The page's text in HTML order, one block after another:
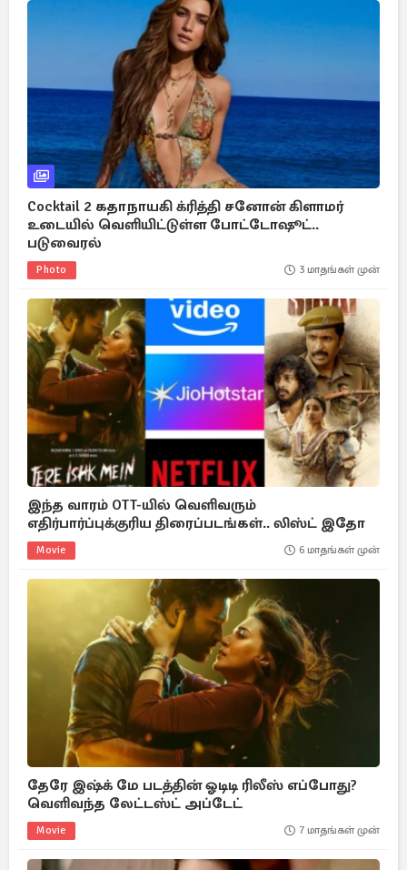
Cocktail 2 கதாநாயகி க்ரித்தி சனோன் கிளாமர்
உடையில் வெளியிட்டுள்ள போட்டோஷூட்..
படுவைரல்
Photo 3 மாதங்கள் முன்
இந்த வாரம் OTT-யில் வெளிவரும்
எதிர்பார்ப்புக்குரிய திரைப்படங்கள்.. லிஸ்ட் இதோ
Movie 6 மாதங்கள் முன்
தேரே இஷ்க் மே படத்தின் ஓடிடி ரிலீஸ் எப்போது?
வெளிவந்த லேட்டஸ்ட் அப்டேட்
Movie 7 மாதங்கள் முன்